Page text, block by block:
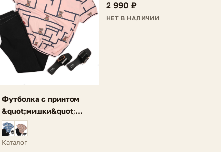
Футболка с принтом
&quot;мишки&quot;
розовая Lebia
Каталог
2 990 ₽
НЕТ В НАЛИЧИИ